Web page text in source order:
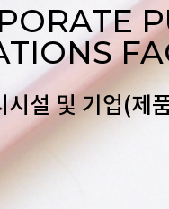
시설 및 기업(제